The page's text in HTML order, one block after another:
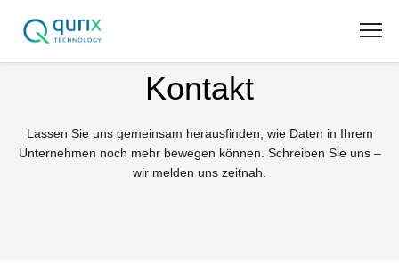
Kontakt
Lassen Sie uns gemeinsam herausfinden, wie Daten in Ihrem
Unternehmen noch mehr bewegen können. Schreiben Sie uns –
wir melden uns zeitnah.